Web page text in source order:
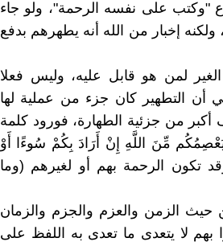
"وكتب على نفسه الرحمة"، ولو جاء
إخبار من الله أنه يطهرهم بدفع
الغير لمن هو قابل عليه، وليس فعلا
أن التطهير كان جزء من عملية لها
من جزئية الطهارة، فورود كلمة
مِّنَ اللَّهِ إِنْ أَرَادَ بِكُمْ سُوءًا أَوْ
تكون الرحمة بهم أو لغيرهم (وما
الزمن والعزم والجزم والزمان
لا يتعدى ما تعدى به اللفظ على